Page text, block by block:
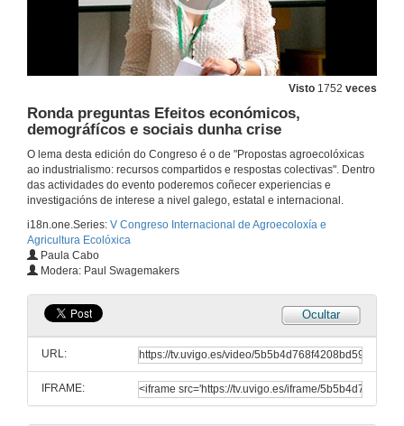
Visto 1752 veces
Ronda preguntas Efeitos económicos,
demográfícos e sociais dunha crise
O lema desta edición do Congreso é o de "Propostas agroecolóxicas
ao industrialismo: recursos compartidos e respostas colectivas". Dentro
das actividades do evento poderemos coñecer experiencias e
investigacións de interese a nivel galego, estatal e internacional.
i18n.one.Series: V Congreso Internacional de Agroecoloxía e
Agricultura Ecolóxica
Paula Cabo
Modera: Paul Swagemakers
Ocultar
URL:
IFRAME:
Presentación: Banca ética
26 de xuño de 2014
Alternativas Económicas de base cidadá: o proxecto Fiare-Banca Ética
26 de xuño de 2014
Coop57, el ahorro ético al servicio de la economía solidária gallega
26 de xuño de 2014
26 de xuño de 2014
Quenda de preguntas: Banca ética
26 de xuño de 2014
Efectos económicos, demográficos y sociales de una crisis